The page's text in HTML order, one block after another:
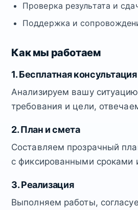
Проверка результата и
Поддержка и
Как мы работаем
1. Бесплатная консультация
Анализируем вашу
требования и цели,
2. План и смета
Составляем прозрачный
с фиксированными сроками
3. Реализация
Выполняем работы,